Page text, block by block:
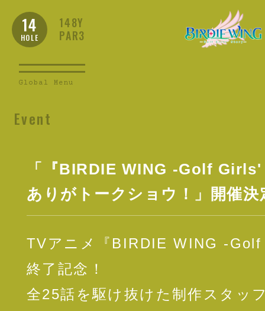
14
HOLE
148Y
PAR3
Global Menu
Event
「『BIRDIE WING -Golf
ありがトークショウ！」開催決
TVアニメ『BIRDIE WING -
終了記念！
全25話を駆け抜けた制作スタッ